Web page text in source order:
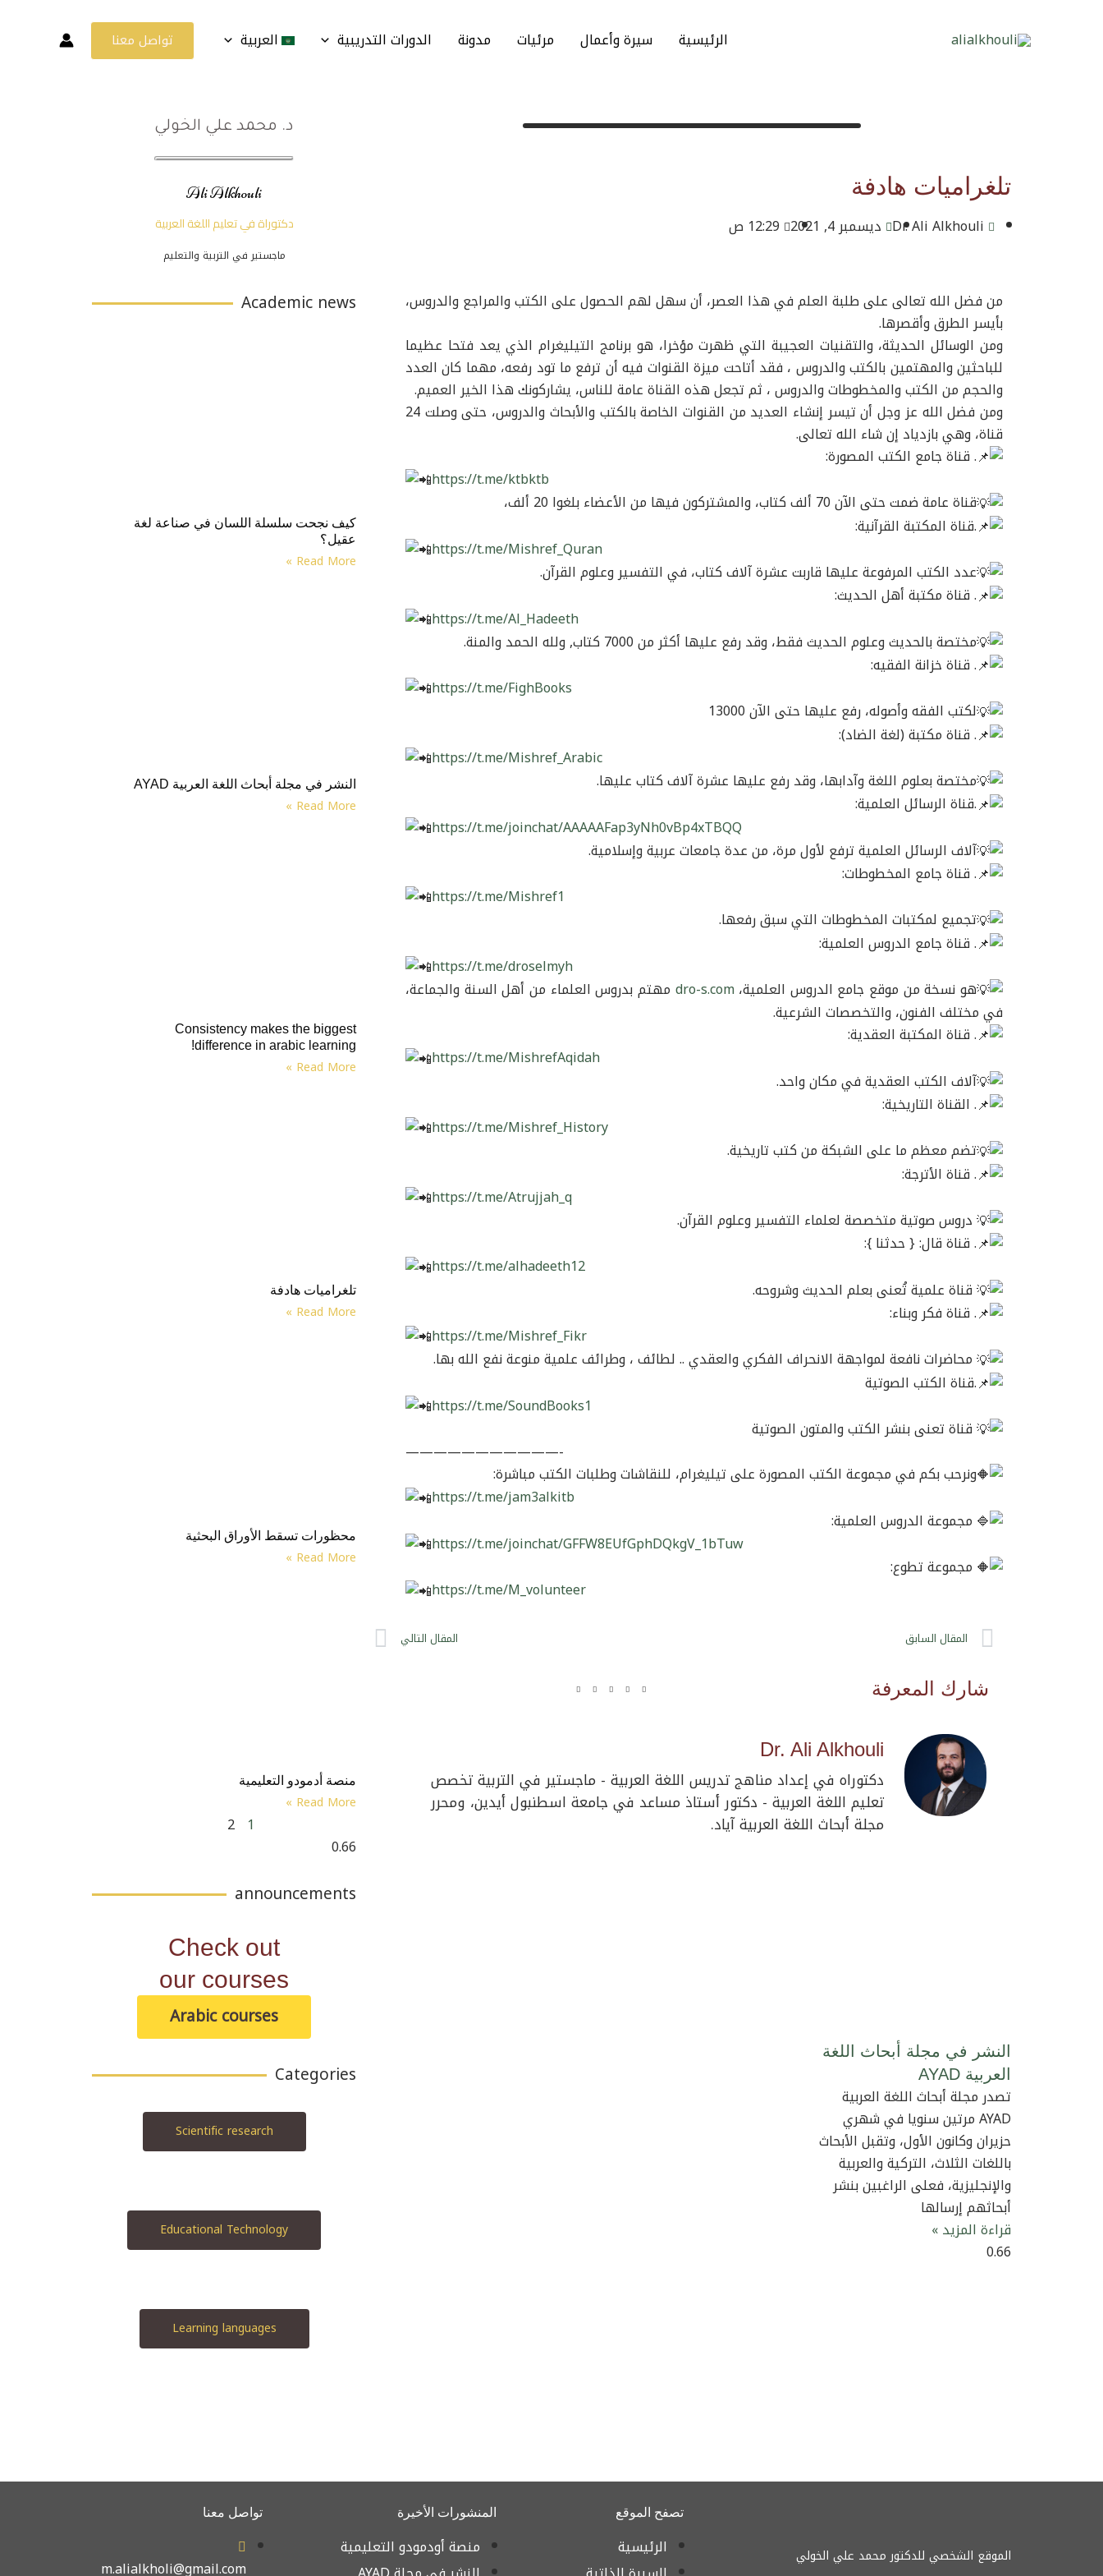
الرئيسية سيرة وأعمال مرئيات مدونة الدورات التدريبية العربية تواصل معنا
تلغراميات هادفة
Dr. Ali Alkhouli ديسمبر 4, 2021 12:29 ص
من فضل الله تعالى على طلبة العلم في هذا العصر، أن سهل لهم الحصول على الكتب والمراجع والدروس،
بأيسر الطرق وأقصرها.
ومن الوسائل الحديثة، والتقنيات العجيبة التي ظهرت مؤخرا، هو برنامج التيليغرام الذي يعد فتحا عظيما
للباحثين والمهتمين بالكتب والدروس ، فقد أتاحت ميزة القنوات فيه أن ترفع ما تود رفعه، مهما كان العدد
والحجم من الكتب والمخطوطات والدروس ، ثم تجعل هذه القناة عامة للناس، يشاركونك هذا الخير العميم.
ومن فضل الله عز وجل أن تيسر إنشاء العديد من القنوات الخاصة بالكتب والأبحاث والدروس، حتى وصلت 24
قناة، وهي بازدياد إن شاء الله تعالى.
. قناة جامع الكتب المصورة:
https://t.me/ktbktb
قناة عامة ضمت حتى الآن 70 ألف كتاب، والمشتركون فيها من الأعضاء بلغوا 20 ألف،
.قناة المكتبة القرآنية:
https://t.me/Mishref_Quran
عدد الكتب المرفوعة عليها قاربت عشرة آلاف كتاب، في التفسير وعلوم القرآن.
. قناة مكتبة أهل الحديث:
https://t.me/Al_Hadeeth
مختصة بالحديث وعلوم الحديث فقط، وقد رفع عليها أكثر من 7000 كتاب, ولله الحمد والمنة.
. قناة خزانة الفقيه:
https://t.me/FighBooks
لكتب الفقه وأصوله، رفع عليها حتى الآن 13000
. قناة مكتبة (لغة الضاد):
https://t.me/Mishref_Arabic
مختصة بعلوم اللغة وآدابها، وقد رفع عليها عشرة آلاف كتاب عليها.
.قناة الرسائل العلمية:
https://t.me/joinchat/AAAAAFap3yNh0vBp4xTBQQ
آلاف الرسائل العلمية ترفع لأول مرة، من عدة جامعات عربية وإسلامية.
. قناة جامع المخطوطات:
https://t.me/Mishref1
تجميع لمكتبات المخطوطات التي سبق رفعها.
. قناة جامع الدروس العلمية:
https://t.me/droselmyh
هو نسخة من موقع جامع الدروس العلمية،dro-s.com مهتم بدروس العلماء من أهل السنة والجماعة،
في مختلف الفنون، والتخصصات الشرعية.
. قناة المكتبة العقدية:
https://t.me/MishrefAqidah
آلاف الكتب العقدية في مكان واحد.
. القناة التاريخية:
https://t.me/Mishref_History
تضم معظم ما على الشبكة من كتب تاريخية.
. قناة الأترجة:
https://t.me/Atrujjah_q
دروس صوتية متخصصة لعلماء التفسير وعلوم القرآن.
. قناة قال: { حدثنا }:
https://t.me/alhadeeth12
قناة علمية تُعنى بعلم الحديث وشروحه.
. قناة فكر وبناء:
https://t.me/Mishref_Fikr
محاضرات نافعة لمواجهة الانحراف الفكري والعقدي .. لطائف ، وطرائف علمية منوعة نفع الله بها.
.قناة الكتب الصوتية
https://t.me/SoundBooks1
قناة تعنى بنشر الكتب والمتون الصوتية
———————————-
ونرحب بكم في مجموعة الكتب المصورة على تيليغرام، للنقاشات وطلبات الكتب مباشرة:
https://t.me/jam3alkitb
مجموعة الدروس العلمية:
https://t.me/joinchat/GFFW8EUfGphDQkgV_1bTuw
مجموعة تطوع:
https://t.me/M_volunteer
Prevالمقال السابق المقال التالي Next
شارك المعرفة
Dr. Ali Alkhouli
دكتوراه في إعداد مناهج تدريس اللغة العربية - ماجستير في التربية تخصص
تعليم اللغة العربية - دكتور أستاذ مساعد في جامعة اسطنبول أيدين، ومحرر
مجلة أبحاث اللغة العربية آياد.
النشر في مجلة أبحاث اللغة
العربية AYAD
تصدر مجلة أبحاث اللغة العربية
AYAD مرتين سنويا في شهري
حزيران وكانون الأول، وتقبل الأبحاث
باللغات الثلاث، التركية والعربية
والإنجليزية، فعلى الراغبين بنشر
أبحاثهم إرسالها
قراءة المزيد »
د. محمد علي الخولي
Ali Alkhouli
دكتوراة في تعليم اللغة العربية
ماجستير في التربية والتعليم
Academic news
كيف نجحت سلسلة اللسان في صناعة لغة
عقيل؟
Read More »
النشر في مجلة أبحاث اللغة العربية AYAD
Read More »
Consistency makes the biggest
difference in arabic learning!
Read More »
تلغراميات هادفة
Read More »
محظورات تسقط الأوراق البحثية
Read More »
منصة أدمودو التعليمية
Read More »
1
2
announcements
Check out
our courses
Arabic courses
Categories
Scientific research
Educational Technology
Learning languages
الموقع الشخصي للدكتور محمد علي الخولي
تصفح الموقع
الرئيسية
المنشورات الأخيرة
منصة أودمودو التعليمية
تواصل معنا
m.alialkholi@gmail.com